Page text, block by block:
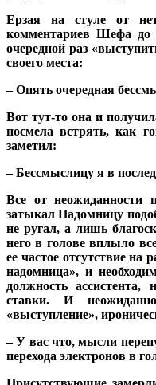
Ерзая на стуле от
комментариев Шефа
очередной раз
своего места:
– Опять очередная
Вот тут-то она и
посмела встрять, как
заметил:
– Бессмыслицу я в
Все от
затыкал Надомницу
не ругал, а лишь
него в голове вплыло
ее частое отсутствие на
надомница», и
должность ассистента,
ставки. И
«выступление»,
– У вас что, мысли
перехода электронов в